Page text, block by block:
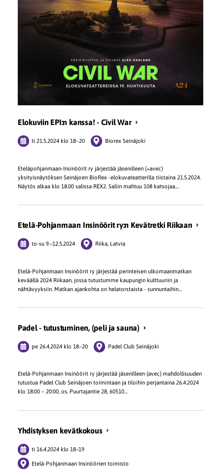
Elokuviin EPI:n kanssa! - Civil War
ti 21.5.2024 klo 18–20 Biorex Seinäjoki
Eteläpohjanmaan-Insinöörit ry järjestää jäsenilleen (+avec)
yksityisnäytöksen Seinäjoen BioRex -elokuvateatterilla tiistaina 21.5.2024.
Näytös alkaa klo 18.00 salissa REX2. Saliin mahtuu 108 katsojaa.…
Etelä-Pohjanmaan Insinöörit ry:n Kevätretki Riikaan
to-su9.–12.5.2024 Riika, Latvia
Etelä-Pohjanmaan Insinöörit ry järjestää perinteisen ulkomaanmatkan
keväällä 2024 Riikaan, jossa tutustumme kaupungin kulttuuriin ja
nähtävyyksiin. Matkan ajankohta on helatorstaista - sunnuntaihin…
Padel - tutustuminen, (peli ja sauna)
pe 26.4.2024 klo 18–20 Padel Club Seinäjoki
Etelä-Pohjanmaan Insinöörit ry järjestää jäsenilleen (avec) mahdollisuuden
tutustua Padel Club Seinäjoen toimintaan ja tiloihin perjantaina 26.4.2024
klo 18:00 – 20:00, os. Puurtajantie 28, 60510…
Yhdistyksen kevätkokous
ti 16.4.2024 klo 18–19
Etelä-Pohjanmaan Insinöörien toimisto